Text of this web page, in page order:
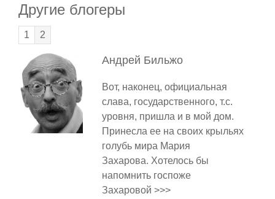
Другие блогеры
1 2
Андрей Бильжо
Вот, наконец, официальная
слава, государственного, т.с.
уровня, пришла и в мой дом.
Принесла ее на своих крыльях
голубь мира Мария
Захарова. Хотелось бы
напомнить госпоже
Захаровой >>>